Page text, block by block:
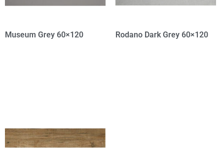
Museum Grey 60×120 Rodano Dark Grey 60×120